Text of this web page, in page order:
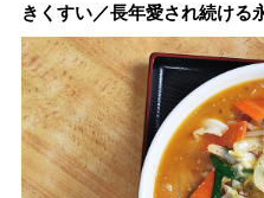
きくすい／長年愛され続ける